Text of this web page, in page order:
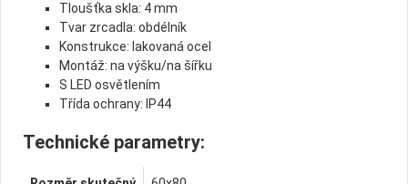
Tloušťka skla: 4 mm
Tvar zrcadla: obdélník
Konstrukce: lakovaná ocel
Montáž: na výšku/na šířku
S LED osvětlením
Třída ochrany: IP44
Technické parametry: